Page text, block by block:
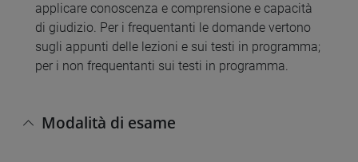
applicare conoscenza e comprensione e capacità
di giudizio. Per i frequentanti le domande vertono
sugli appunti delle lezioni e sui testi in programma;
per i non frequentanti sui testi in programma.
Modalità di esame